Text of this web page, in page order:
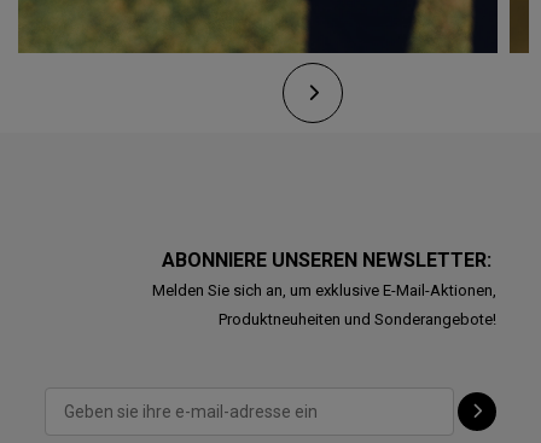
ABONNIERE UNSEREN NEWSLETTER:
Melden Sie sich an, um exklusive E-Mail-Aktionen,
Produktneuheiten und Sonderangebote!